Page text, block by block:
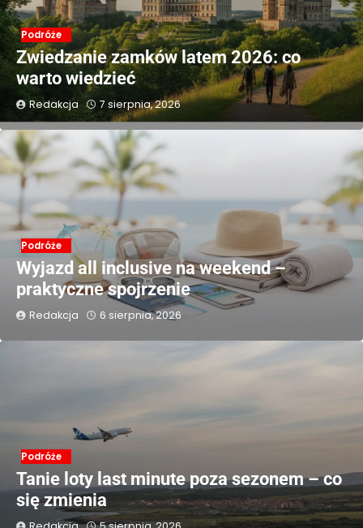
Podróże
Zwiedzanie zamków latem 2026: co
warto wiedzieć
Redakcja 7 sierpnia, 2026
Podróże
Wyjazd all inclusive na weekend –
praktyczne spojrzenie
Redakcja 6 sierpnia, 2026
Podróże
Tanie loty last minute poza sezonem – co
się zmienia